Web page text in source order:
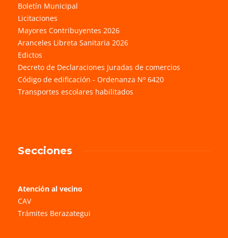
Boletín Municipal
Licitaciones
Mayores Contribuyentes 2026
Aranceles Libreta Sanitaria 2026
Edictos
Decreto de Declaraciones Juradas de comercios
Código de edificación - Ordenanza Nº 6420
Transportes escolares habilitados
Secciones
Atención al vecino
CAV
Trámites Berazategui